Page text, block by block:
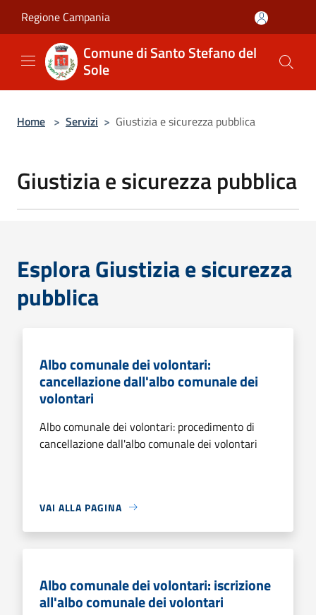
Regione Campania
Comune di Santo Stefano del
Sole
Home > Servizi > Giustizia e sicurezza pubblica
Giustizia e sicurezza pubblica
Esplora Giustizia e sicurezza
pubblica
Albo comunale dei volontari:
cancellazione dall'albo comunale dei
volontari
Albo comunale dei volontari: procedimento di
cancellazione dall'albo comunale dei volontari
VAI ALLA PAGINA
Albo comunale dei volontari: iscrizione
all'albo comunale dei volontari